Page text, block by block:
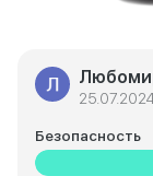
Безопасность